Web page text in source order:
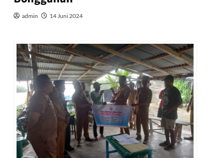
admin 14 Juni 2024